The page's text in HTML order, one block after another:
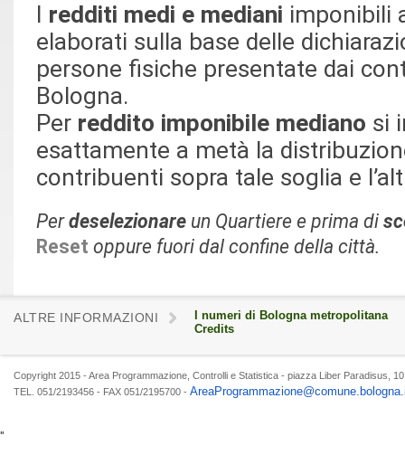
I redditi medi e mediani imponibili
elaborati sulla base delle
persone fisiche presentate dai
Bologna.
Per reddito imponibile mediano si
esattamente a metà la
contribuenti sopra tale soglia e
Perdeselezionare un Quartiere e prima di
Reset oppure fuori dal confine della città.
ALTRE INFORMAZIONI
I numeri di Bologna metropolitana
Credits
Copyright 2015 - Area Programmazione, Controlli e Statistica - piazza Liber Paradisus,
TEL. 051/2193456 - FAX 051/2195700 -
"